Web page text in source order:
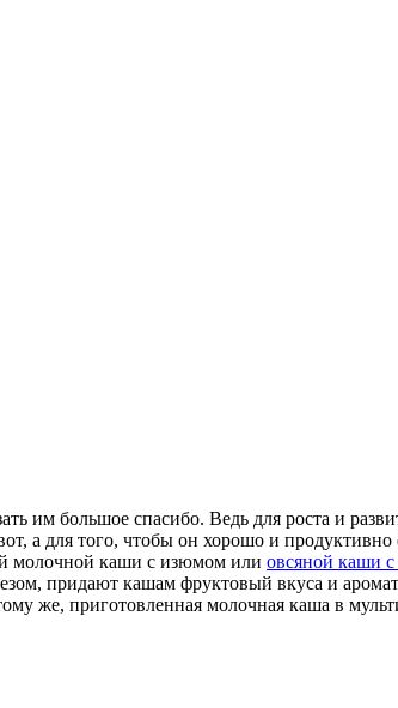
им большое спасибо. Ведь для роста и
а для того, чтобы он хорошо и
молочной каши с изюмом или овсяной каши
придают кашам фруктовый вкуса и
же, приготовленная молочная каша в